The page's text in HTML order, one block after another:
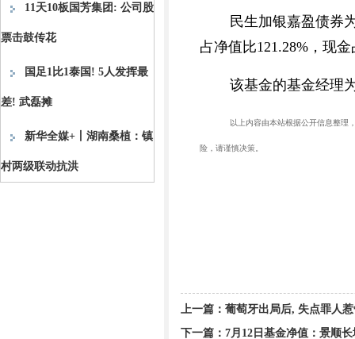
11天10板国芳集团: 公司股
票击鼓传花
国足1比1泰国! 5人发挥最
差! 武磊摊
新华全媒+丨湖南桑植：镇
村两级联动抗洪
民生加银嘉盈债券
占净值比121.28%，现
该基金的基金经理
以上内容由本站根据公开信息整理
险，请谨慎决策。
上一篇： 葡萄牙出局后, 失点罪人
下一篇： 7月12日基金净值：景顺